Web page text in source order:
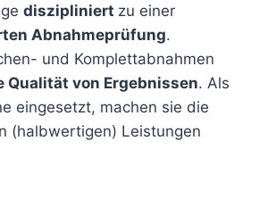
diszipliniert zu einer
Abnahmeprüfung.
und Komplettabnahmen
Qualität von Ergebnissen. Als
eingesetzt, machen sie die
(halbwertigen) Leistungen